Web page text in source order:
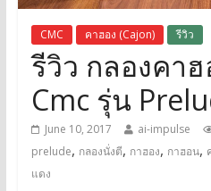
CMC คาฮอง (Cajon) รีวิว
รีวิว กลองคาฮ
Cmc รุ่น
June 10, 2017 ai-impulse
prelude, กลองนั่งตี, กาฮอง, กาฮอน,
แดง